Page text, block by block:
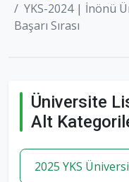
YKS-2024 | İnönü
Başarı Sırası
Üniversite
Alt
2025 YKS